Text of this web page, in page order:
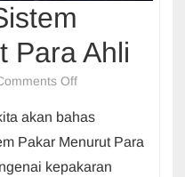
Para Ahli
Offon
Pengertian
Sistem
Pakar
akan bahas
Pakar Menurut Para
kepakaran